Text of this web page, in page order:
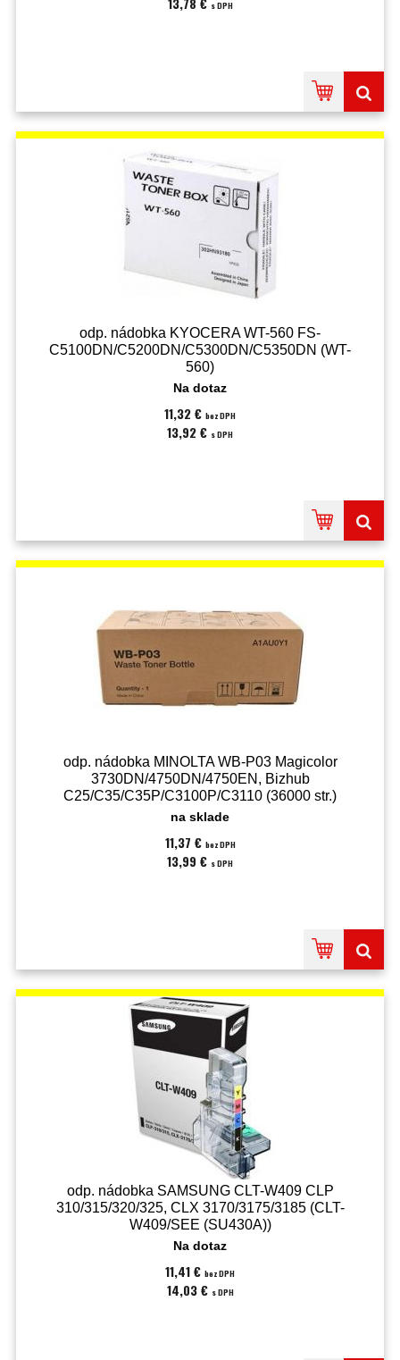
s DPH
odp. nádobka KYOCERA WT-560 FS-
C5100DN/C5200DN/C5300DN/C5350DN (WT-
560)
Na dotaz
11,32 € bez DPH
13,92 € s DPH
odp. nádobka MINOLTA WB-P03 Magicolor
3730DN/4750DN/4750EN, Bizhub
C25/C35/C35P/C3100P/C3110 (36000 str.)
(A1AU0Y1/Y3)
na sklade
11,37 € bez DPH
13,99 € s DPH
odp. nádobka SAMSUNG CLT-W409 CLP
310/315/320/325, CLX 3170/3175/3185 (CLT-
W409/SEE (SU430A))
Na dotaz
11,41 € bez DPH
14,03 € s DPH